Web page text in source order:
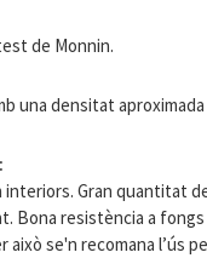
de Monnin.
una densitat aproximada
interiors. Gran quantitat
Bona resistència a fongs
això se'n recomana l’ús